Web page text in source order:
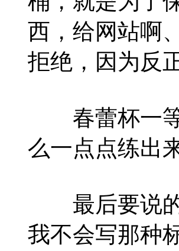
西，给网站啊
拒绝，因为反
春蕾杯一等
么一点点练出
最后要说的
我不会写那种